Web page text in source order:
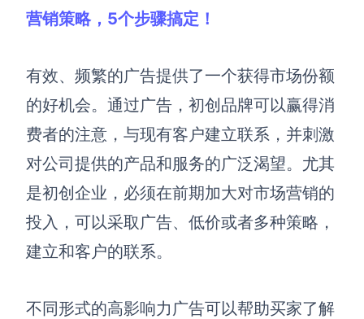
营销策略，5个步骤搞定！
有效、频繁的广告提供了一个获得市场份额
的好机会。通过广告， 初创品牌可以赢得消
费者的注意，与现有客户建立联系，并刺激
对公司提供的产品和服务的广泛渴望。尤其
是初创企业，必须在前期加大对市场营销的
投入，可以采取广告、 低价或者多种策略，
建立和客户的联系。
不同形式的高影响力广告可以帮助买家了解